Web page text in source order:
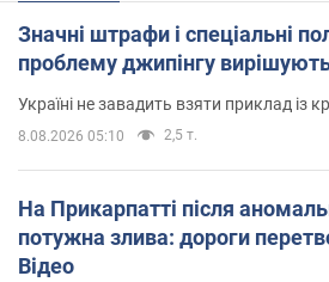
Значні штрафи і спеціальні
проблему джипінгу
Україні не завадить взяти приклад із
8.08.2026 05:10 2,5 т.
На Прикарпатті після
потужна злива: дороги
Відео